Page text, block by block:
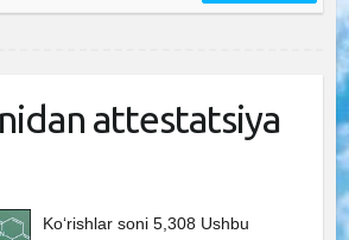
attestatsiya
Ko‘rishlar soni 5,308 Ushbu